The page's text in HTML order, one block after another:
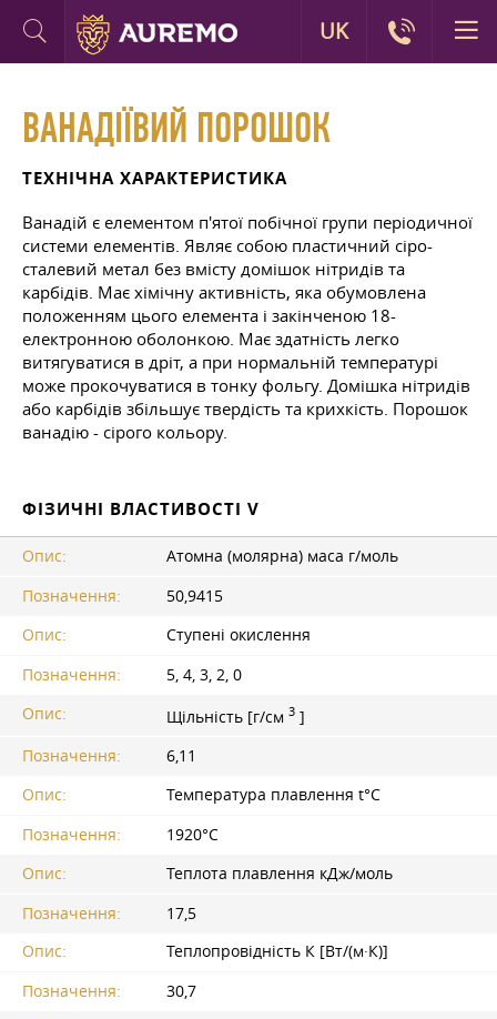
ВАНАДІЇВИЙ ПОРОШОК
ТЕХНІЧНА ХАРАКТЕРИСТИКА
Ванадій є елементом п'ятої побічної групи періодичної
системи елементів. Являє собою пластичний сіро-
сталевий метал без вмісту домішок нітридів та
карбідів. Має хімічну активність, яка обумовлена
положенням цього елемента і закінченою 18-
електронною оболонкою. Має здатність легко
витягуватися в дріт, а при нормальній температурі
може прокочуватися в тонку фольгу. Домішка нітридів
або карбідів збільшує твердість та крихкість. Порошок
ванадію - сірого кольору.
ФІЗИЧНІ ВЛАСТИВОСТІ V
Опис:
Атомна (молярна) маса г/моль
Позначення:
50,9415
Опис:
Ступені окислення
Позначення:
5, 4, 3, 2, 0
Опис:
Щільність [г/см 3 ]
Позначення:
6,11
Опис:
Температура плавлення t°С
Позначення:
1920°С
Опис:
Теплота плавлення кДж/моль
Позначення:
17,5
Опис:
Теплопровідність К [Вт/(м·К)]
Позначення:
30,7
UK